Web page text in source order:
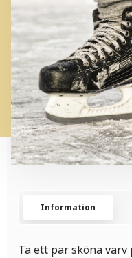
Information
Ta ett par sköna varv